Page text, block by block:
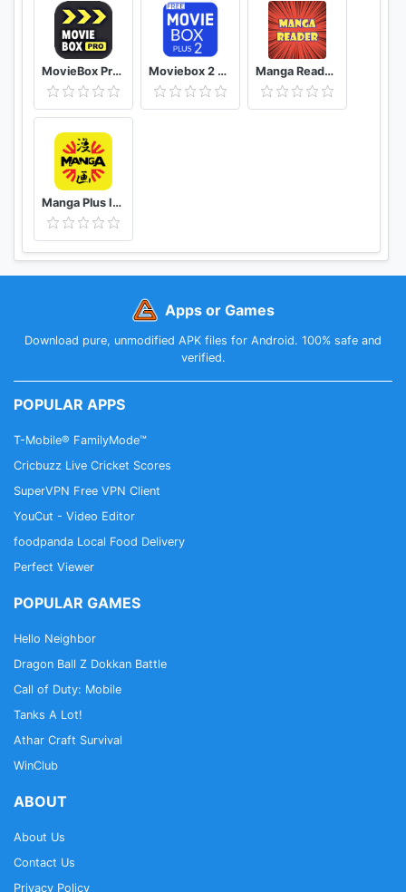
推奨端末以外の端末でもダウンロードができる場合が
ございますが、動作の保証はしておりませんのでご注
意ください。
一部機種に関しては推奨バージョン以上でも動作しな
い場合がございます。
また、ご使用の環境によっては読みにくくなってしま
う可能性がございます。その場合は、Wi-Fi等が使用可
能な環境でアプリをお楽しみください。
MovieBox Pro Free Movies Moviebox 2 plus app Manga Reader Read manga online free mangareader
Manga Plus ID - Baca Komik, Webtoon, novel, Anime
Apps or Games
Download pure, unmodified APK files for Android. 100% safe and
verified.
POPULAR APPS
T-Mobile® FamilyMode™
Cricbuzz Live Cricket Scores
SuperVPN Free VPN Client
YouCut - Video Editor
foodpanda Local Food Delivery
Perfect Viewer
POPULAR GAMES
Hello Neighbor
Dragon Ball Z Dokkan Battle
Call of Duty: Mobile
Tanks A Lot!
Athar Craft Survival
WinClub
ABOUT
About Us
Contact Us
Privacy Policy